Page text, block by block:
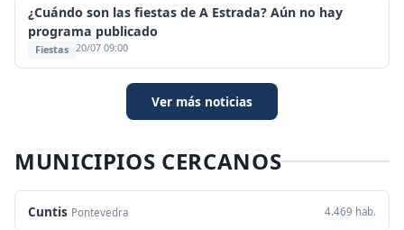
¿Cuándo son las fiestas de A Estrada? Aún no hay
programa publicado
Fiestas 20/07 09:00
Ver más noticias
MUNICIPIOS CERCANOS
Cuntis Pontevedra 4.469 hab.